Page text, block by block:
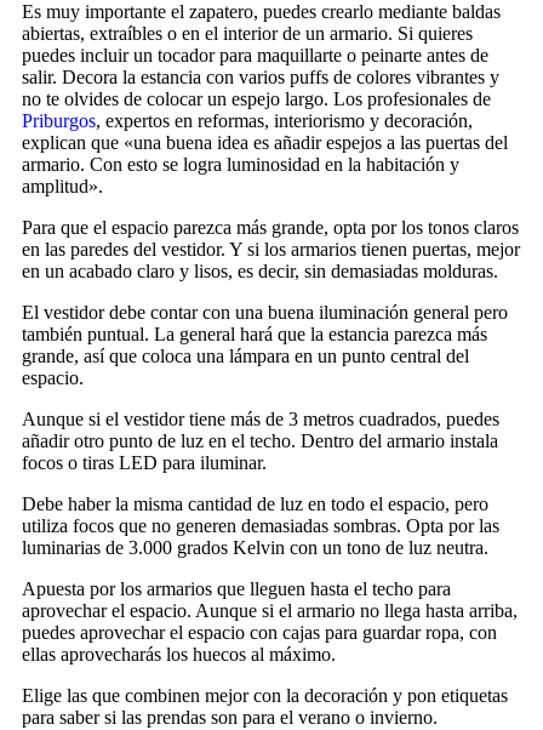
Es muy importante el zapatero, puedes crearlo mediante baldas
abiertas, extraíbles o en el interior de un armario. Si quieres
puedes incluir un tocador para maquillarte o peinarte antes de
salir. Decora la estancia con varios puffs de colores vibrantes y
no te olvides de colocar un espejo largo. Los profesionales de
Priburgos, expertos en reformas, interiorismo y decoración,
explican que «una buena idea es añadir espejos a las puertas del
armario. Con esto se logra luminosidad en la habitación y
amplitud».
Para que el espacio parezca más grande, opta por los tonos claros
en las paredes del vestidor. Y si los armarios tienen puertas, mejor
en un acabado claro y lisos, es decir, sin demasiadas molduras.
El vestidor debe contar con una buena iluminación general pero
también puntual. La general hará que la estancia parezca más
grande, así que coloca una lámpara en un punto central del
espacio.
Aunque si el vestidor tiene más de 3 metros cuadrados, puedes
añadir otro punto de luz en el techo. Dentro del armario instala
focos o tiras LED para iluminar.
Debe haber la misma cantidad de luz en todo el espacio, pero
utiliza focos que no generen demasiadas sombras. Opta por las
luminarias de 3.000 grados Kelvin con un tono de luz neutra.
Apuesta por los armarios que lleguen hasta el techo para
aprovechar el espacio. Aunque si el armario no llega hasta arriba,
puedes aprovechar el espacio con cajas para guardar ropa, con
ellas aprovecharás los huecos al máximo.
Elige las que combinen mejor con la decoración y pon etiquetas
para saber si las prendas son para el verano o invierno.